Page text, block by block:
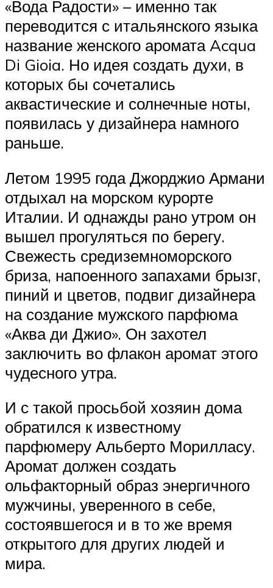
«Вода Радости» – именно так
переводится с итальянского языка
название женского аромата Acqua
Di Gioia. Но идея создать духи, в
которых бы сочетались
аквастические и солнечные ноты,
появилась у дизайнера намного
раньше.
Летом 1995 года Джорджио Армани
отдыхал на морском курорте
Италии. И однажды рано утром он
вышел прогуляться по берегу.
Свежесть средиземноморского
бриза, напоенного запахами брызг,
пиний и цветов, подвиг дизайнера
на создание мужского парфюма
«Аква ди Джио». Он захотел
заключить во флакон аромат этого
чудесного утра.
И с такой просьбой хозяин дома
обратился к известному
парфюмеру Альберто Морилласу.
Аромат должен создать
ольфакторный образ энергичного
мужчины, уверенного в себе,
состоявшегося и в то же время
открытого для других людей и
мира.